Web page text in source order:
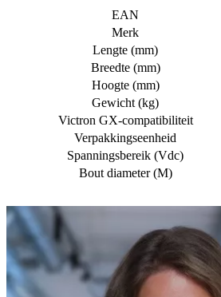
EAN
Merk
Lengte (mm)
Breedte (mm)
Hoogte (mm)
Gewicht (kg)
Victron GX-compatibiliteit
Verpakkingseenheid
Spanningsbereik (Vdc)
Bout diameter (M)